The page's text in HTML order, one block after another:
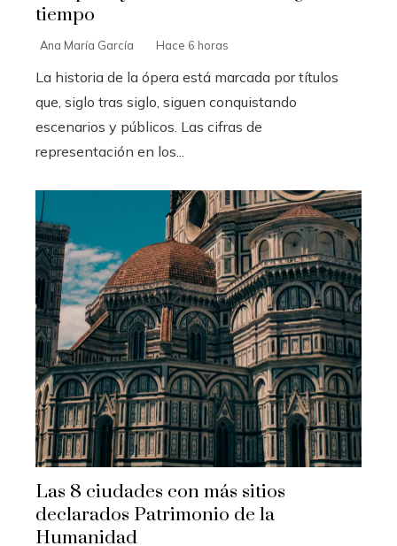
tiempo
Ana María García Hace 6 horas
La historia de la ópera está marcada por títulos
que, siglo tras siglo, siguen conquistando
escenarios y públicos. Las cifras de
representación en los...
Las 8 ciudades con más sitios
declarados Patrimonio de la
Humanidad